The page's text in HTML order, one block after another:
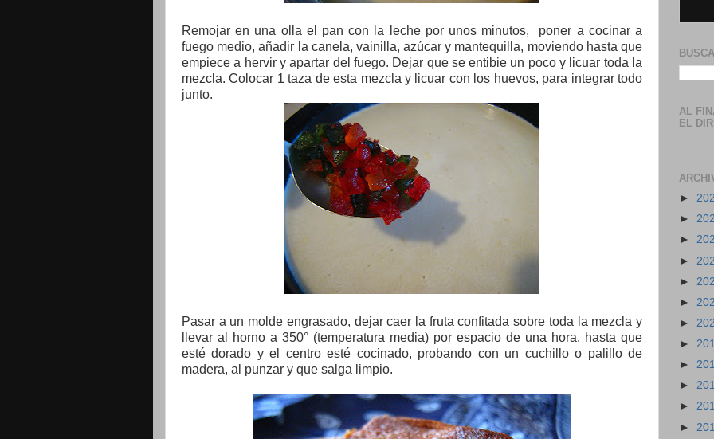
Remojar en una olla el pan con la leche por unos minutos,
poner a cocinar a
fuego medio, añadir la canela, vainilla, azúcar y mantequilla, moviendo hasta que
empiece a hervir y apartar del fuego. Dejar que se entibie un poco y licuar toda la
mezcla. Colocar 1 taza de esta mezcla y licuar con los huevos, para integrar todo
junto.
Pasar a un molde engrasado, dejar caer la fruta confitada sobre toda la mezcla y
llevar al horno a 350° (temperatura media) por espacio de una hora, hasta que
esté dorado y el centro esté cocinado, probando con un cuchillo o palillo de
madera, al punzar y que salga limpio.
AL
EL
►
►
►
►
►
►
►
►
►
►
►
►